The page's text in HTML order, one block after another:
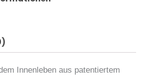
Innenleben aus patentiertem